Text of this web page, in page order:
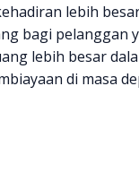
lebih
bagi pelanggan
lebih besar
di masa